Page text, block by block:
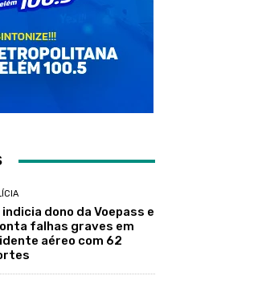
indicia dono da Voepass e
falhas graves em
aéreo com 62